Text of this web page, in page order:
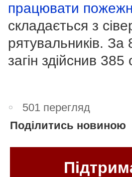
працювати
складається з
рятувальників. За
загін здійснив
501 перегляд
Поділитись новиною